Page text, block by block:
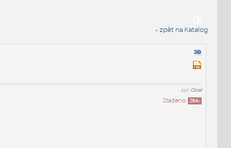
« zpět na Katalog
kat:Ocel
Staženo: 264x